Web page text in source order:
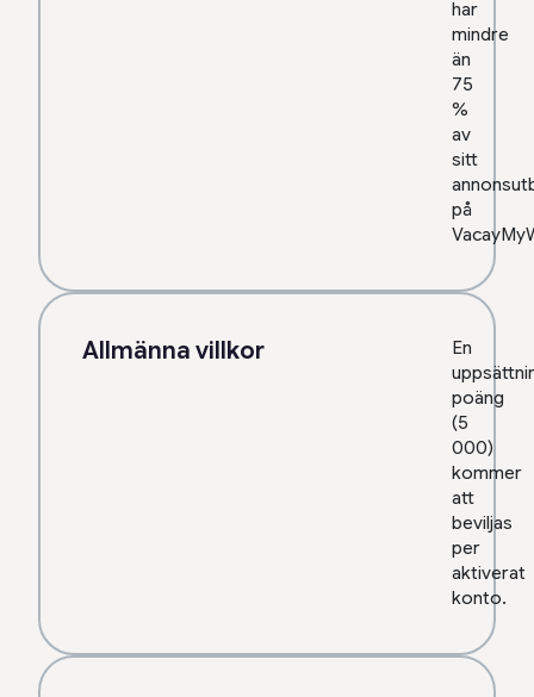
har
mindre
än
75
%
av
sitt
på
Allmänna villkor
En
poäng
(5
000)
kommer
att
beviljas
per
aktiverat
konto.